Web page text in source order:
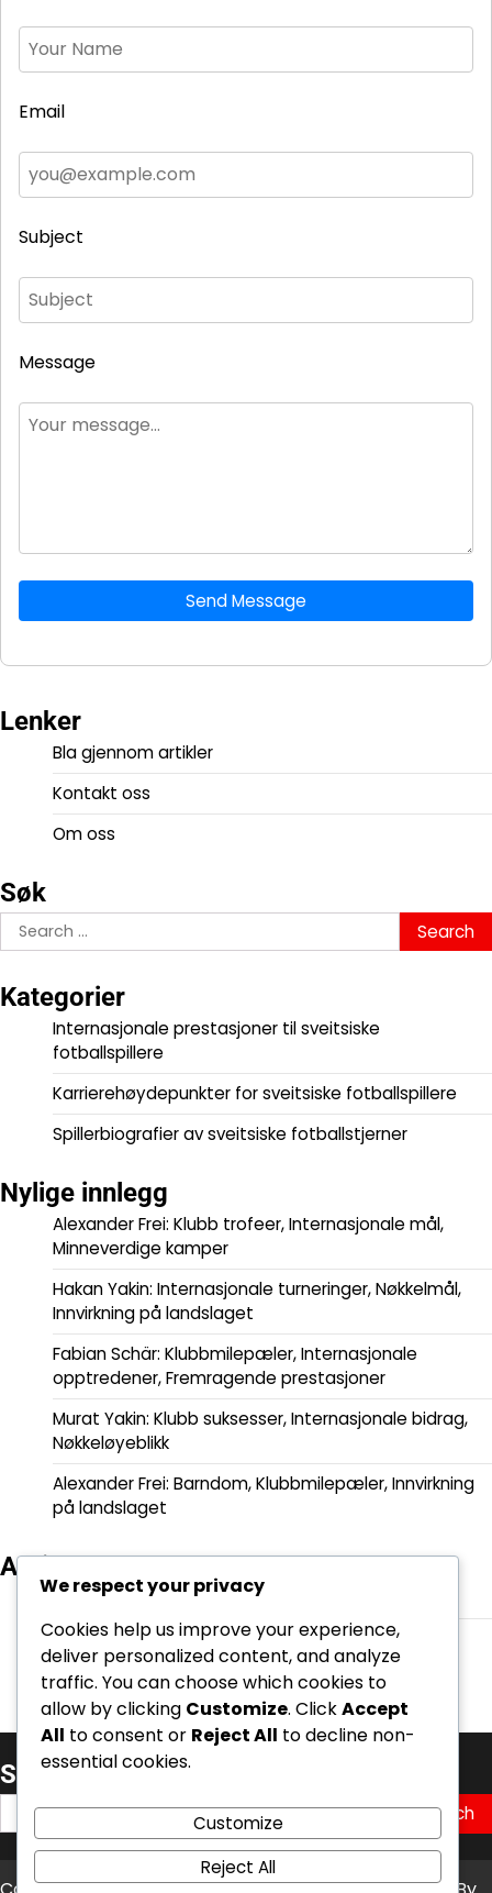
Email
Subject
Message
Send Message
Lenker
Bla gjennom artikler
Kontakt oss
Om oss
Søk
Search
for:
Kategorier
Internasjonale prestasjoner til sveitsiske
fotballspillere
Karrierehøydepunkter for sveitsiske fotballspillere
Spillerbiografier av sveitsiske fotballstjerner
Nylige innlegg
Alexander Frei: Klubb trofeer, Internasjonale mål,
Minneverdige kamper
Hakan Yakin: Internasjonale turneringer, Nøkkelmål,
Innvirkning på landslaget
Fabian Schär: Klubbmilepæler, Internasjonale
opptredener, Fremragende prestasjoner
Murat Yakin: Klubb suksesser, Internasjonale bidrag,
Nøkkeløyeblikk
Alexander Frei: Barndom, Klubbmilepæler, Innvirkning
på landslaget
Arkiv
March 2026
February 2026
Søk
Search
for:
We respect your privacy
Cookies help us improve your experience,
deliver personalized content, and analyze
traffic. You can choose which cookies to
allow by clicking Customize. ClickAccept
All to consent or Reject All to decline non-
essential cookies.
Customize
Reject All